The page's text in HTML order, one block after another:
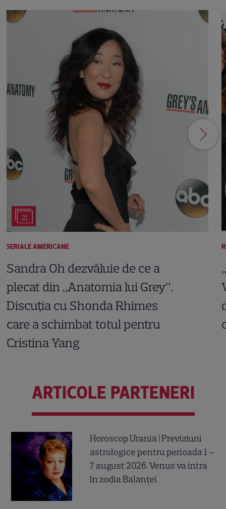
21
SERIALE AMERICANE
Sandra Oh dezvăluie de ce a
plecat din „Anatomia lui Grey”.
Discuția cu Shonda Rhimes
care a schimbat totul pentru
Cristina Yang
ARTICOLE PARTENERI
Horoscop Urania | Previziuni
astrologice pentru perioada 1 –
7 august 2026. Venus va intra
în zodia Balanței